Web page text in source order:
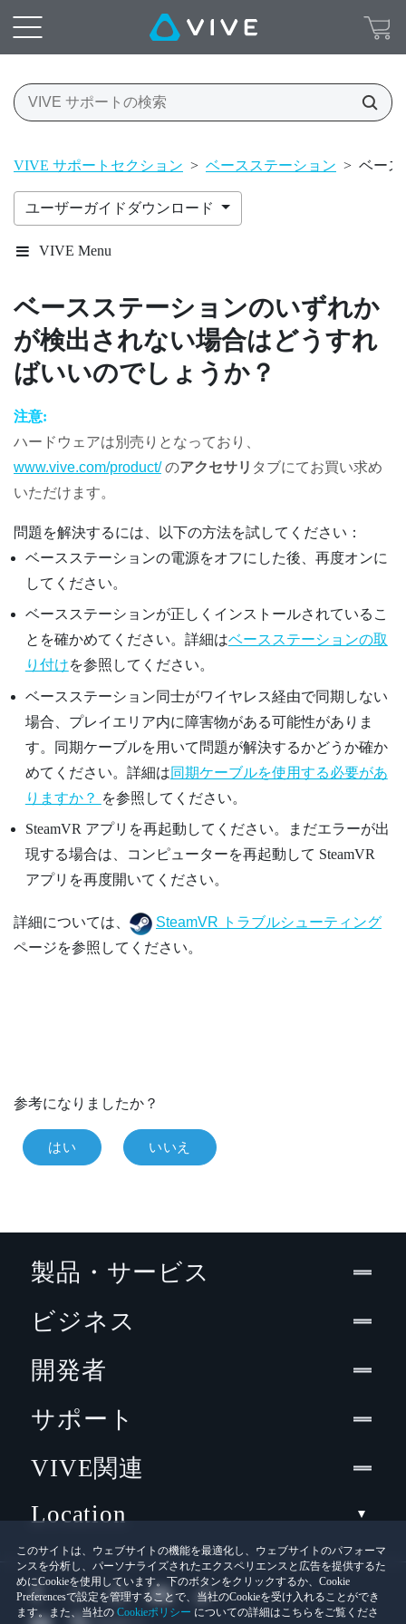
VIVE サポートセクション > ベースステーション > ベース
ユーザーガイドダウンロード
VIVE Menu
ベースステーションのいずれか
が検出されない場合はどうすれ
ばいいのでしょうか？
注意:
ハードウェアは別売りとなっており、
www.vive.com/product/のアクセサリ タブにてお買い求め
いただけます。
問題を解決するには、以下の方法を試してください：
ベースステーションの電源をオフにした後、再度オンに
してください。
ベースステーションが正しくインストールされているこ
とを確かめてください。詳細はベースステーションの取
り付けを参照してください。
ベースステーション同士がワイヤレス経由で同期しない
場合、プレイエリア内に障害物がある可能性がありま
す。同期ケーブルを用いて問題が解決するかどうか確か
めてください。詳細は同期ケーブルを使用する必要があ
りますか？ を参照してください。
SteamVR アプリを再起動してください。まだエラーが出
現する場合は、コンピューターを再起動して SteamVR
アプリを再度開いてください。
詳細については、
SteamVR トラブルシューティング
ページを参照してください。
参考になりましたか？
はい いいえ
このサイトは、ウェブサイトの機能を最適化し、ウェブサイトのパフォーマ
ンスを分析し、パーソナライズされたエクスペリエンスと広告を提供するた
めにCookieを使用しています。下のボタンをクリックするか、Cookie
Preferencesで設定を管理することで、当社のCookieを受け入れることができ
ます。また、当社の Cookieポリシー についての詳細はこちらをご覧くださ
製品・サービス
ビジネス
開発者
サポート
VIVE関連
Location